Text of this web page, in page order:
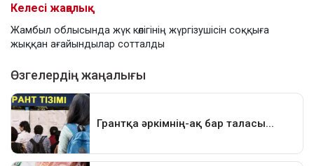
Келесі жаңалық
Жамбыл облысында жүк көлігінің жүргізушісін соққыға
жыққан ағайындылар сотталды